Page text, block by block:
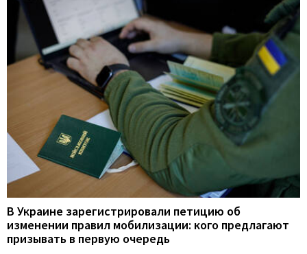
В Украине зарегистрировали петицию об
изменении правил мобилизации: кого предлагают
призывать в первую очередь